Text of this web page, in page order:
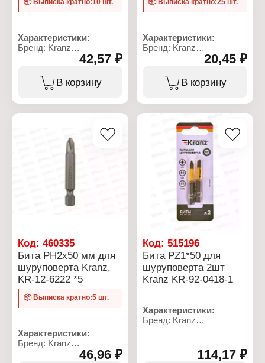
📦 Выписка кратно:10 шт.
Характеристики:
Бренд: Kranz
Артикул: KR-92-0413
Назначение: для
шуруповерта
Длина: 50 мм
Количество: 10 шт
намагниченный
42,57 ₽
В корзину
📦 Выписка кратно:25 шт.
Характеристики:
Бренд: Kranz
Артикул: KR-92-0414
Назначение: для
шуруповерта
Наконечник: PH2
Длина: 25 мм
Количество: 25 шт
Особенность:
намагниченный
наконечник
20,45 ₽
В корзину
Код: 460335
Бита PH2х50 мм для
шуруповерта Kranz,
KR-12-6222 *5
📦 Выписка кратно:5 шт.
Характеристики:
Бренд: Kranz
Артикул: KR-12-6222
46,96 ₽
Код:515196
Бита PZ1*50 для
шуруповерта 2шт
Kranz KR-92-0418-1
Характеристики:
Бренд: Kranz
Назначение: для114,17 ₽